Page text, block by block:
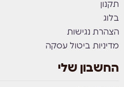
תקנון
בלוג
הצהרת נגישות
מדיניות ביטול עסקה
החשבון שלי